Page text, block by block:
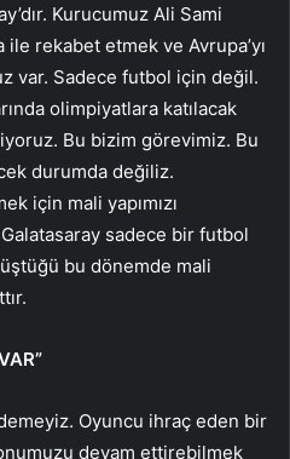
Kurucumuz Ali Sami
rekabet etmek ve Avrupa’yı
var. Sadece futbol için değil.
olimpiyatlara katılacak
Bu bizim görevimiz. Bu
durumda değiliz.
için mali yapımızı
sadece bir futbol
bu dönemde mali
Oyuncu ihraç eden bir
devam ettirebilmek